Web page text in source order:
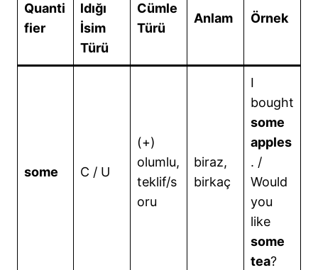
Quanti
fier
ldığı
İsim
Türü
Cümle
Türü
Anlam Örnek
some C / U
(+)
olumlu,
teklif/s
oru
biraz,
birkaç
I
bought
some
apples
. /
Would
you
like
some
tea?